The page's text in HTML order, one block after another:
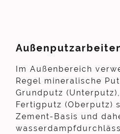
Im Außenbereich
Regel mineralische
Grundputz
Fertigputz (Oberputz)
Zement-Basis und